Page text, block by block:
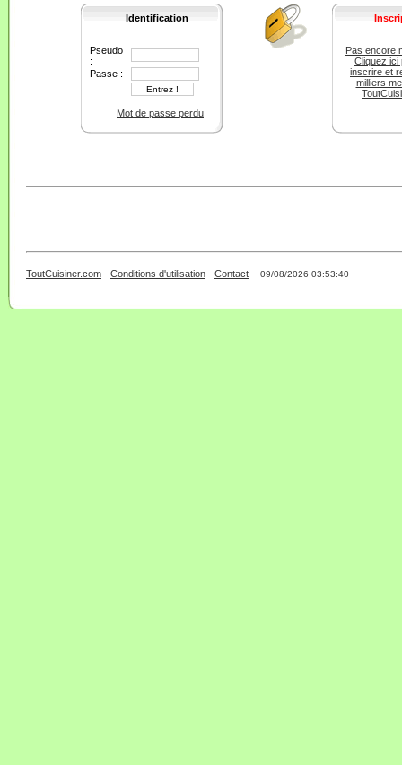
Identification
Pseudo
:
Passe :
Mot de passe perdu
Pas encore
Cliquez ici
inscrire et
milliers
ToutCuisiner.com - Conditions d'utilisation - Contact - 09/08/2026 03:53:40